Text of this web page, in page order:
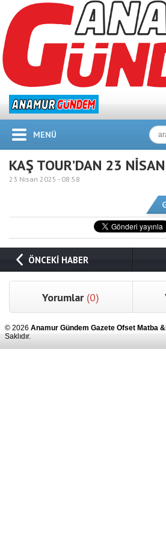
MENÜ
KAŞ TOUR’DAN 23
23 Nisan 2025 - 08:58
ÖNCEKİ HABER
Yorumlar (0)
© 2026 Anamur Gündem Gazete Ofset Matba
Saklıdır.